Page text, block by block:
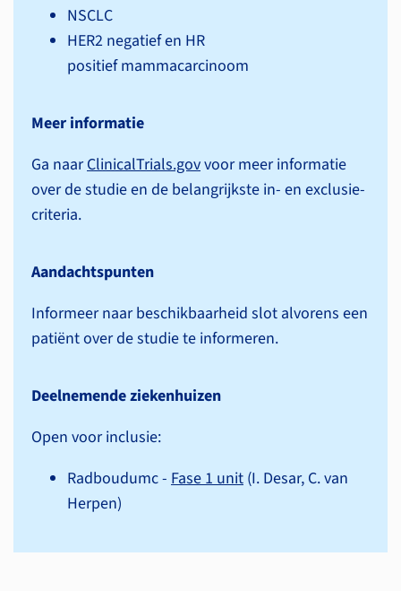
NSCLC
HER2 negatief en HR
positief mammacarcinoom
Meer informatie
Ga naarClinicalTrials.govvoor meer informatie
over de studie en de belangrijkste in- en exclusie­
criteria.
Aandachtspunten
Informeer naar beschikbaarheid slot alvorens een
patiënt over de studie te informeren.
Deelnemende ziekenhuizen
Open voor inclusie:
Radboudumc - Fase 1 unit (I. Desar, C. van
Herpen)